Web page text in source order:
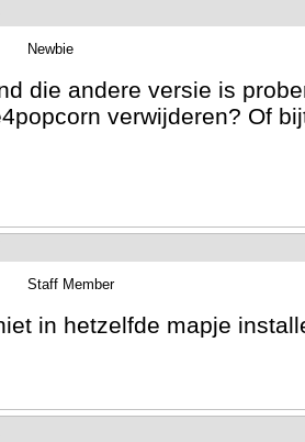
Newbie
die andere versie is
verwijderen? Of
Staff Member
in hetzelfde mapje